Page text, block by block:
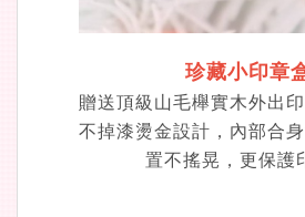
珍藏小印章
贈送頂級山毛櫸實木外出
不掉漆燙金設計，內部合
置不搖晃，更保護